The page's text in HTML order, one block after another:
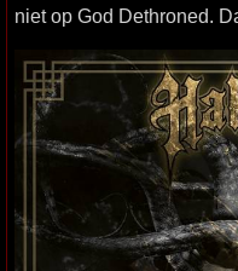
niet op God Dethroned.